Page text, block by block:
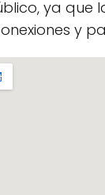
ya que
y